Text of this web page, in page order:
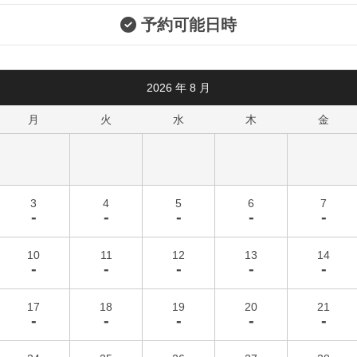
予約可能日時
2026 年 8 月
月 火 水 木 金
3
-
4
-
5
-
6
-
7
-
10
-
11
-
12
-
13
-
14
-
17
-
18
-
19
-
20
-
21
-